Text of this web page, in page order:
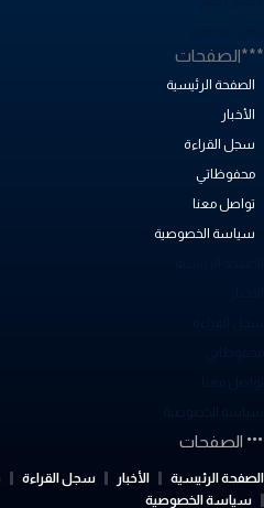
الصفحة الرئيسية
الأخبار
سجل القراءة
محفوظاتي
تواصل معنا
سياسة الخصوصية
الخصوصية
الصفحات
الرئيسية الأخبار سجل القراءة
سياسة الخصوصية